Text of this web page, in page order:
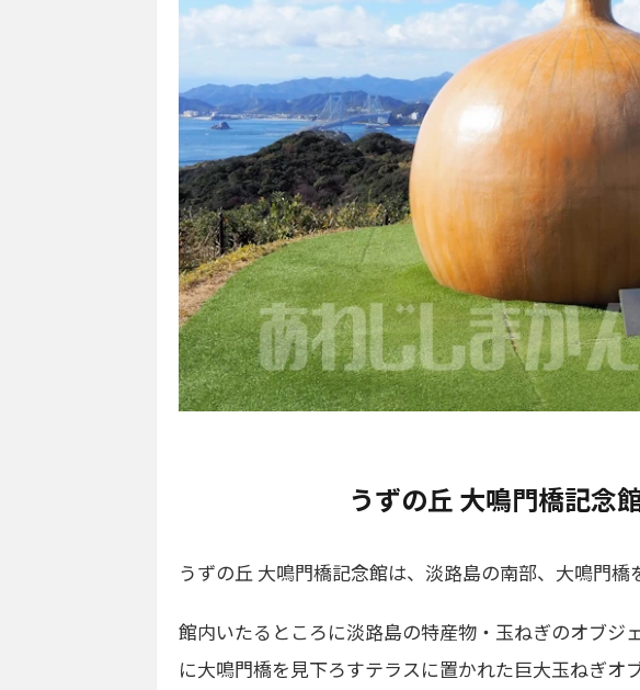
うずの丘 大鳴門橋記念
うずの丘 大鳴門橋記念館は、淡路島の南部、大鳴門橋
館内いたるところに淡路島の特産物・玉ねぎのオブジ
に大鳴門橋を見下ろすテラスに置かれた巨大玉ねぎオ